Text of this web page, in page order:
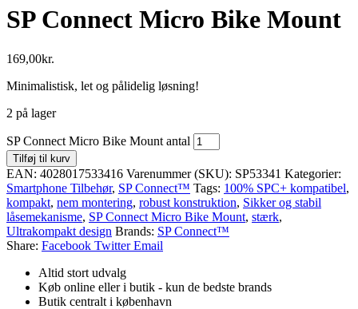
SP Connect Micro Bike Mount
169,00kr.
Minimalistisk, let og pålidelig løsning!
2 på lager
SP Connect Micro Bike Mount antal
Tilføj til kurv
EAN: 4028017533416 Varenummer (SKU): SP53341 Kategorier:
Smartphone Tilbehør, SP Connect™ Tags: 100% SPC+ kompatibel,
kompakt, nem montering, robust konstruktion, Sikker og stabil
låsemekanisme, SP Connect Micro Bike Mount, stærk,
Ultrakompakt design Brands: SP Connect™
Share: Facebook Twitter Email
Altid stort udvalg
Køb online eller i butik - kun de bedste brands
Butik centralt i københavn